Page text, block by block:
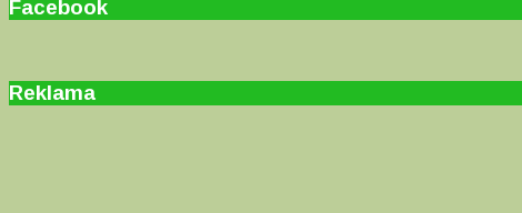
Facebook
Reklama